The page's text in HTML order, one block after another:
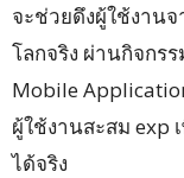
จะช่วยดึงผู้ใช้งาน
โลกจริง ผ่านกิจกร
Mobile
ผู้ใช้งานสะสม exp
ได้จริง